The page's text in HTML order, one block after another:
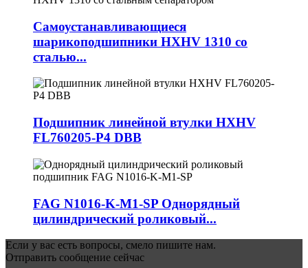
Самоустанавливающиеся
шарикоподшипники HXHV 1310 со
сталью...
Подшипник линейной втулки HXHV
FL760205-P4 DBB
FAG N1016-K-M1-SP Однорядный
цилиндрический роликовый...
Если у вас есть вопросы, смело пишите нам.
Отправить сообщение сейчас